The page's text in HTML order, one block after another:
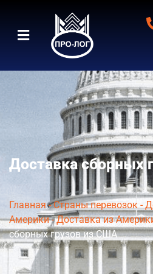
Доставка сборных
Главная-Страны перевозок-
Америки-Доставка из
сборных грузов из США